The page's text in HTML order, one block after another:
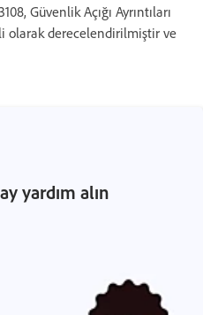
Güvenlik Açığı Ayrıntıları
olarak derecelendirilmiştir ve
yardım alın